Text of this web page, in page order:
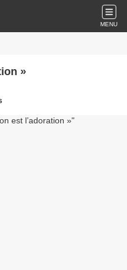
MENU
»